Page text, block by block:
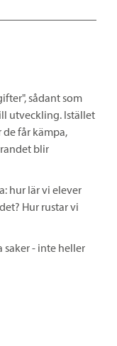
sådant som
utveckling. Istället
får kämpa,
blir
hur lär vi elever
Hur rustar vi
saker - inte heller